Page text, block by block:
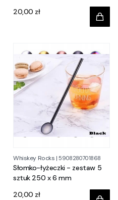
Cena
20,00 zł
Whiskey Rocks |5908280701868
Słomko-łyżeczki - zestaw 5
sztuk 250 x 6 mm
Cena
20,00 zł